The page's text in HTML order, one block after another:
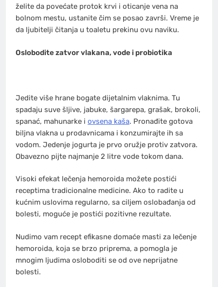
želite da povećate protok krvi i oticanje vena na
bolnom mestu, ustanite čim se posao završi. Vreme je
da ljubitelji čitanja u toaletu prekinu ovu naviku.
Oslobodite zatvor vlakana, vode i probiotika
Jedite više hrane bogate dijetalnim vlaknima. Tu
spadaju suve šljive, jabuke, šargarepa, grašak, brokoli,
spanać, mahunarke i ovsena kaša. Pronađite gotova
biljna vlakna u prodavnicama i konzumirajte ih sa
vodom. Jedenje jogurta je prvo oružje protiv zatvora.
Obavezno pijte najmanje 2 litre vode tokom dana.
Visoki efekat lečenja hemoroida možete postići
receptima tradicionalne medicine. Ako to radite u
kućnim uslovima regularno, sa ciljem oslobađanja od
bolesti, moguće je postići pozitivne rezultate.
Nudimo vam recept efikasne domaće masti za lečenje
hemoroida, koja se brzo priprema, a pomogla je
mnogim ljudima osloboditi se od ove neprijatne
bolesti.